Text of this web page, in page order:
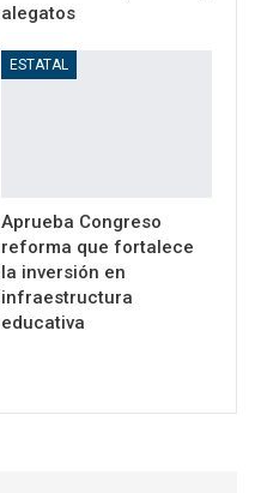
alegatos
ESTATAL
Aprueba Congreso
reforma que fortalece
la inversión en
infraestructura
educativa